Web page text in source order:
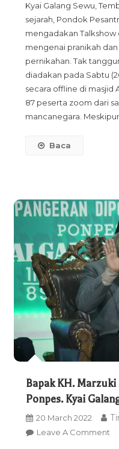
Kyai Galang Sewu,
sejarah, Pondok
mengadakan
mengenai pranikah
pernikahan. Tak
diadakan pada Sabtu
secara offline di masjid
87 peserta zoom dari
mancanegara.
Baca
Bapak KH.
Ponpes. Kyai
20 March 2022
Leave A CommentOn